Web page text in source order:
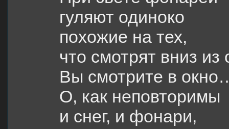
гуляют одиноко
похожие на тех,
что смотрят вниз из
Вы смотрите в
О, как неповторимы
и снег, и фонари,